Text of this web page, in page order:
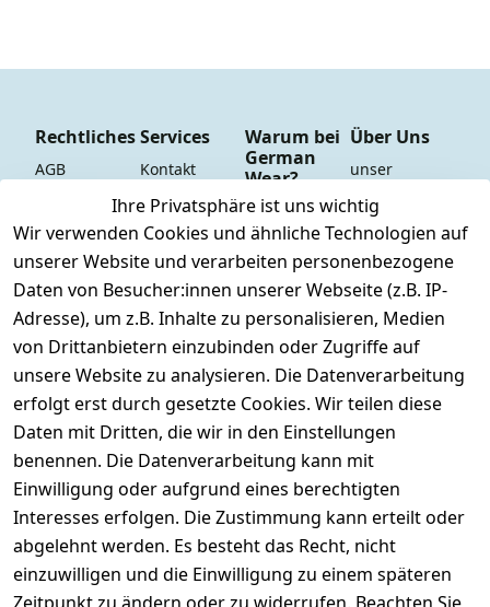
Ihre Privatsphäre ist uns wichtig
Wir verwenden Cookies und ähnliche Technologien auf
unserer Website und verarbeiten personenbezogene
Daten von Besucher:innen unserer Webseite (z.B. IP-
Adresse), um z.B. Inhalte zu personalisieren, Medien
von Drittanbietern einzubinden oder Zugriffe auf
unsere Website zu analysieren. Die Datenverarbeitung
erfolgt erst durch gesetzte Cookies. Wir teilen diese
Daten mit Dritten, die wir in den Einstellungen
benennen. Die Datenverarbeitung kann mit
Einwilligung oder aufgrund eines berechtigten
Interesses erfolgen. Die Zustimmung kann erteilt oder
abgelehnt werden. Es besteht das Recht, nicht
einzuwilligen und die Einwilligung zu einem späteren
Rechtliches
AGB
Impressum
Datenschutze
rklärung
Barrierefreihe
itserklärung
Widerrufsrec
ht
Vertrag
widerrufen
Services
Kontakt
Registrieren
Versand &
Versandkoste
n
Retoure &
Rücksendung
Rücksendeeti
kett drucken
(Inland)
FAQs - Häufig
gestellte
Fragen
Konfektionsgr
ößen
Warum bei
German
Wear?
Dauer
Tiefpreisgara
ntie*
Express-24h-
Versand
24/7 aktueller
Warenbestan
d
+ 95% aus
eigener
Herstellung
+ 60 Jahre
Geschäftserfa
hrung
Über Uns
unser
YouTube-
Kanal
unsere
Facebook-
Seite
unsere
Damen &
Herren
unsere
Gutscheine &
SALE
Whatsapp Nr.:
+49511676950